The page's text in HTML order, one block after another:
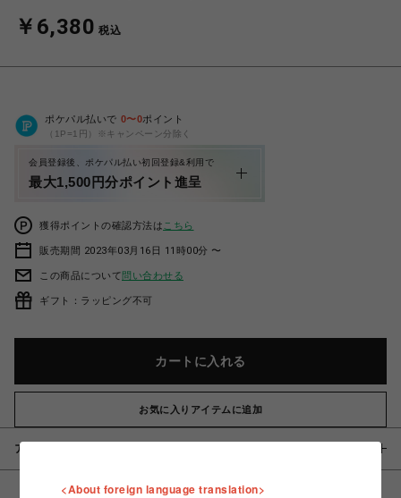
￥6,380 税込
ポケパル払いで 0〜0ポイント
（1P=1円）※キャンペーン分除く
会員登録後、ポケパル払い初回登録&利用で
最大1,500円分ポイント進呈
獲得ポイントの確認方法は こちら
販売期間 2023年03月16日 11時00分 〜
この商品について問い合わせる
ギフト：ラッピング不可
カートに入れる
お気に入りアイテムに追加
アイテム説明 / 素材
<About foreign language translation>